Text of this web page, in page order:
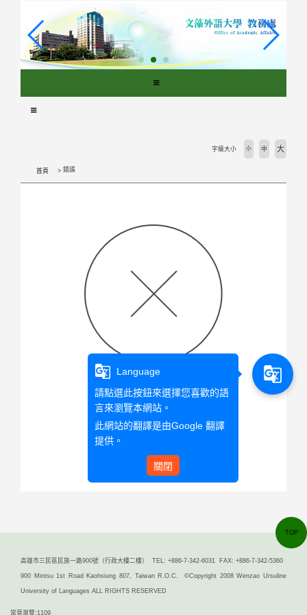
首頁 錯誤
字級大小 小 中 大
查無此文章資料
回首頁
高雄市三民區民族一路900號（行政大樓二樓） TEL: +886-7-342-6031 FAX: +886-7-342-5360
900 Mintsu 1st Road Kaohsiung 807, Taiwan R.O.C. ©Copyright 2008 Wenzao Ursuline
University of Languages ALL RIGHTS RESERVED
當頁瀏覽:1109
TOP
g_translate
Language
請點選此按鈕來選擇您喜歡的語
言來瀏覽本網站。
此網站的翻譯是由Google 翻譯
提供。
關閉
g_translate